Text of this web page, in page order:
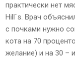
практически нет
Hill`s. Врач
с почками нужно
кота на 70
желание) и на 30 –